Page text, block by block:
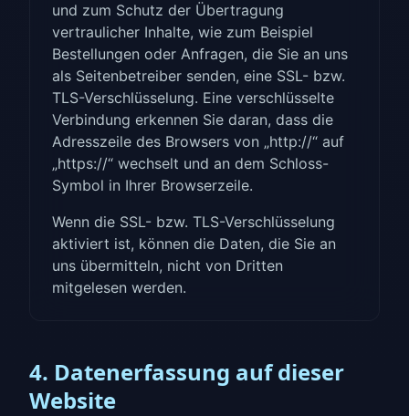
und zum Schutz der Übertragung
vertraulicher Inhalte, wie zum Beispiel
Bestellungen oder Anfragen, die Sie an uns
als Seitenbetreiber senden, eine SSL- bzw.
TLS-Verschlüsselung. Eine verschlüsselte
Verbindung erkennen Sie daran, dass die
Adresszeile des Browsers von „http://“ auf
„https://“ wechselt und an dem Schloss-
Symbol in Ihrer Browserzeile.
Wenn die SSL- bzw. TLS-Verschlüsselung
aktiviert ist, können die Daten, die Sie an
uns übermitteln, nicht von Dritten
mitgelesen werden.
4. Datenerfassung auf dieser
Website